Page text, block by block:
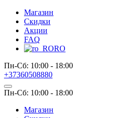
Магазин
Скидки
Акции
FAQ
RO
Пн-Сб: 10:00 - 18:00
+37360508880
Пн-Сб: 10:00 - 18:00
Магазин